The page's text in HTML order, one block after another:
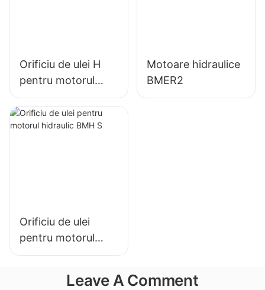
Orificiu de ulei H
pentru motorul
hidraulic BMH
Motoare hidraulice
BMER2
Orificiu de ulei
pentru motorul
hidraulic BMH S
Leave A Comment